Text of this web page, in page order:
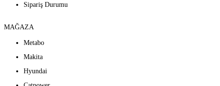
Sipariş Durumu
MAĞAZA
Metabo
Makita
Hyundai